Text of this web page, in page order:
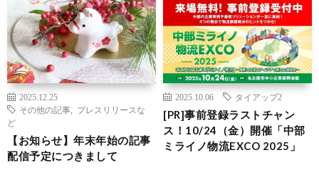
2025.12.25
その他の記事
プレスリリースな
ど
【お知らせ】年末年始の記事
配信予定につきまして
2025.10.06 タイアップ2
[PR]事前登録ラストチャン
ス！10/24（金）開催「中部
ミライノ物流EXCO 2025」